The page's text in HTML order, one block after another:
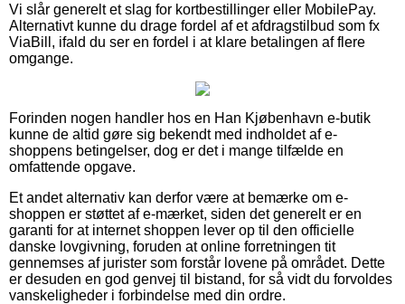
Vi slår generelt et slag for kortbestillinger eller MobilePay.
Alternativt kunne du drage fordel af et afdragstilbud som fx
ViaBill, ifald du ser en fordel i at klare betalingen af flere
omgange.
Forinden nogen handler hos en Han Kjøbenhavn e-butik
kunne de altid gøre sig bekendt med indholdet af e-
shoppens betingelser, dog er det i mange tilfælde en
omfattende opgave.
Et andet alternativ kan derfor være at bemærke om e-
shoppen er støttet af e-mærket, siden det generelt er en
garanti for at internet shoppen lever op til den officielle
danske lovgivning, foruden at online forretningen tit
gennemses af jurister som forstår lovene på området. Dette
er desuden en god genvej til bistand, for så vidt du forvoldes
vanskeligheder i forbindelse med din ordre.